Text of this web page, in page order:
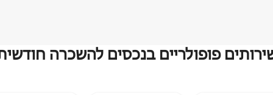
פופולריים בנכסים להשכרה